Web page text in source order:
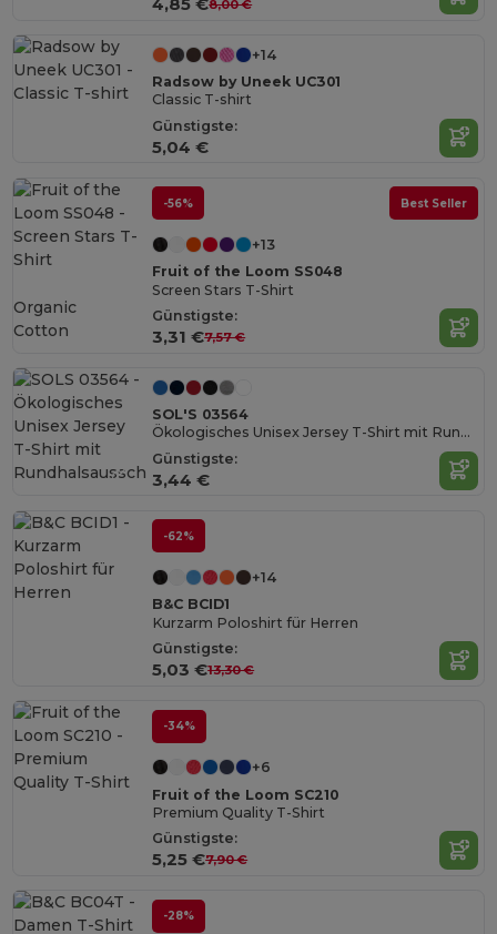
8,00 €
+14
Radsow by Uneek UC301
Classic T-shirt
Günstigste:
5,04 €
-56% Best Seller
+13
Fruit of the Loom SS048
Screen Stars T-Shirt
Günstigste:
3,31 €7,57 €
Organic
Cotton
SOL'S 03564
Ökologisches Unisex Jersey T-Shirt mit Rundhalsausschnitt
Günstigste:
3,44 €
-62%
+14
B&C BCID1
Kurzarm Poloshirt für Herren
Günstigste:
5,03 €13,30 €
-34%
+6
Fruit of the Loom SC210
Premium Quality T-Shirt
Günstigste:
5,25 €7,90 €
-28%